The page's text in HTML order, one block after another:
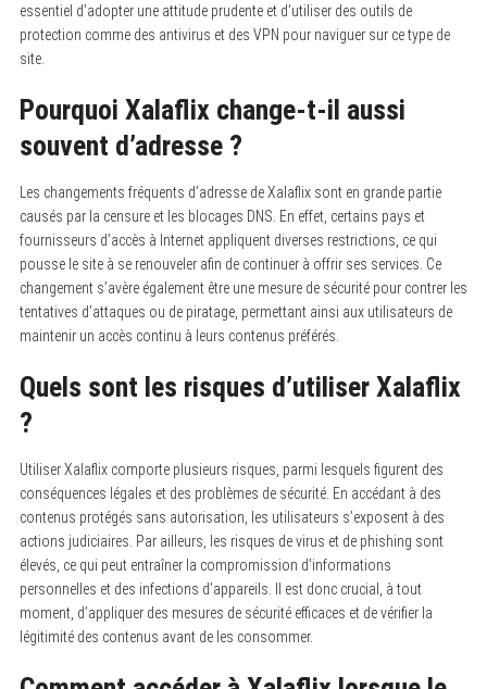
essentiel d’adopter une attitude prudente et d’utiliser des outils de
protection comme des antivirus et des VPN pour naviguer sur ce type de
site.
Pourquoi Xalaflix change-t-il aussi
souvent d’adresse ?
Les changements fréquents d’adresse de Xalaflix sont en grande partie
causés par la censure et les blocages DNS. En effet, certains pays et
fournisseurs d’accès à Internet appliquent diverses restrictions, ce qui
pousse le site à se renouveler afin de continuer à offrir ses services. Ce
changement s’avère également être une mesure de sécurité pour contrer les
tentatives d’attaques ou de piratage, permettant ainsi aux utilisateurs de
maintenir un accès continu à leurs contenus préférés.
Quels sont les risques d’utiliser Xalaflix
?
Utiliser Xalaflix comporte plusieurs risques, parmi lesquels figurent des
conséquences légales et des problèmes de sécurité. En accédant à des
contenus protégés sans autorisation, les utilisateurs s’exposent à des
actions judiciaires. Par ailleurs, les risques de virus et de phishing sont
élevés, ce qui peut entraîner la compromission d’informations
personnelles et des infections d’appareils. Il est donc crucial, à tout
moment, d’appliquer des mesures de sécurité efficaces et de vérifier la
légitimité des contenus avant de les consommer.